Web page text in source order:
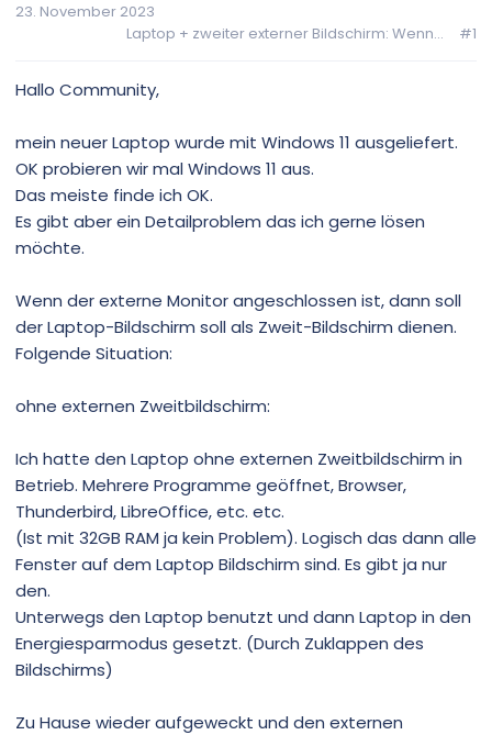
23. November 2023
Laptop + zweiter externer Bildschirm: Wenn...
#1
Hallo Community,
mein neuer Laptop wurde mit Windows 11 ausgeliefert.
OK probieren wir mal Windows 11 aus.
Das meiste finde ich OK.
Es gibt aber ein Detailproblem das ich gerne lösen
möchte.
Wenn der externe Monitor angeschlossen ist, dann soll
der Laptop-Bildschirm soll als Zweit-Bildschirm dienen.
Folgende Situation:
ohne externen Zweitbildschirm:
Ich hatte den Laptop ohne externen Zweitbildschirm in
Betrieb. Mehrere Programme geöffnet, Browser,
Thunderbird, LibreOffice, etc. etc.
(Ist mit 32GB RAM ja kein Problem). Logisch das dann alle
Fenster auf dem Laptop Bildschirm sind. Es gibt ja nur
den.
Unterwegs den Laptop benutzt und dann Laptop in den
Energiesparmodus gesetzt. (Durch Zuklappen des
Bildschirms)
Zu Hause wieder aufgeweckt und den externen